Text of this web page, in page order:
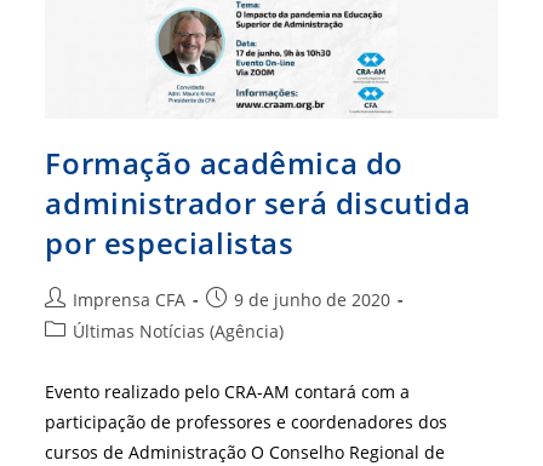
Formação acadêmica do
administrador será discutida
por especialistas
Autor
do
Imprensa CFA
Post
publicado:
9 de junho de 2020
Categoria
post:
Últimas Notícias (Agência)
Evento realizado pelo CRA-AM contará com a
participação de professores e coordenadores dos
cursos de Administração O Conselho Regional de